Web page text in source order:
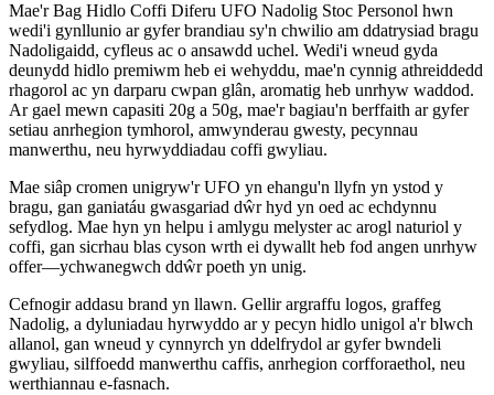
Mae'r Bag Hidlo Coffi Diferu UFO Nadolig Stoc Personol hwn
wedi'i gynllunio ar gyfer brandiau sy'n chwilio am ddatrysiad bragu
Nadoligaidd, cyfleus ac o ansawdd uchel. Wedi'i wneud gyda
deunydd hidlo premiwm heb ei wehyddu, mae'n cynnig athreiddedd
rhagorol ac yn darparu cwpan glân, aromatig heb unrhyw waddod.
Ar gael mewn capasiti 20g a 50g, mae'r bagiau'n berffaith ar gyfer
setiau anrhegion tymhorol, amwynderau gwesty, pecynnau
manwerthu, neu hyrwyddiadau coffi gwyliau.
Mae siâp cromen unigryw'r UFO yn ehangu'n llyfn yn ystod y
bragu, gan ganiatáu gwasgariad dŵr hyd yn oed ac echdynnu
sefydlog. Mae hyn yn helpu i amlygu melyster ac arogl naturiol y
coffi, gan sicrhau blas cyson wrth ei dywallt heb fod angen unrhyw
offer—ychwanegwch ddŵr poeth yn unig.
Cefnogir addasu brand yn llawn. Gellir argraffu logos, graffeg
Nadolig, a dyluniadau hyrwyddo ar y pecyn hidlo unigol a'r blwch
allanol, gan wneud y cynnyrch yn ddelfrydol ar gyfer bwndeli
gwyliau, silffoedd manwerthu caffis, anrhegion corfforaethol, neu
werthiannau e-fasnach.